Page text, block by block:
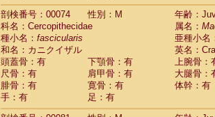
HylobatidaeHoolock hoolock(0)
HylobatidaeHylobates agilis
HylobatidaeHylobates klossii (0)
Hylobatidae
HylobatidaeHylobates moloch(0)
Hylobatidae Hylobates muelleri(0)
HylobatidaeHylobates pileatus(2)
Hylobatidae Hylobates
HylobatidaeHylobateshybrid(0)
剖検番号：00074
性別：M
年齢：
科名：Cercopithecidae
属名：
種小名： fascicularis
亜種小名
和名：カニクイザル
英名：
頭蓋骨：有
下顎骨：有
上腕骨：
尺骨：有
肩甲骨：有
大腿骨：
腓骨：有
寛骨：有
体幹：有
手：有
足：有